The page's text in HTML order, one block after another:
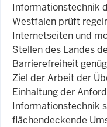
Informationstechnik
Westfalen prüft
Internetseiten und
Stellen des Landes
Barrierefreiheit
Ziel der Arbeit der
Einhaltung der
Informationstechnik
flächendeckende